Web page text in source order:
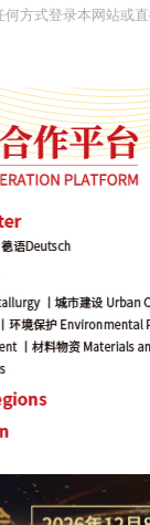
方式登录本网站或